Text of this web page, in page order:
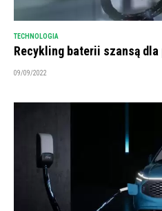
TECHNOLOGIA
Recykling baterii szansą
09/09/2022